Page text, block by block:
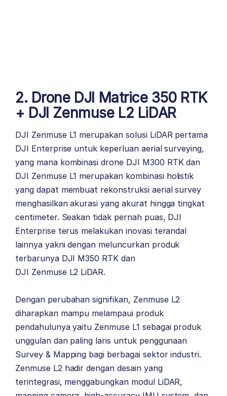
2. Drone DJI Matrice 350 RTK
+ DJI Zenmuse L2 LiDAR
DJI Zenmuse L1 merupakan solusi LiDAR pertama
DJI Enterprise untuk keperluan aerial surveying,
yang mana kombinasi drone DJI M300 RTK dan
DJI Zenmuse L1 merupakan kombinasi holistik
yang dapat membuat rekonstruksi aerial survey
menghasilkan akurasi yang akurat hingga tingkat
centimeter. Seakan tidak pernah puas, DJI
Enterprise terus melakukan inovasi terandal
lainnya yakni dengan meluncurkan produk
terbarunya DJI M350 RTK dan
DJI Zenmuse L2 LiDAR.
Dengan perubahan signifikan, Zenmuse L2
diharapkan mampu melampaui produk
pendahulunya yaitu Zenmuse L1 sebagai produk
unggulan dan paling laris untuk penggunaan
Survey & Mapping bagi berbagai sektor industri.
Zenmuse L2 hadir dengan desain yang
terintegrasi, menggabungkan modul LiDAR,